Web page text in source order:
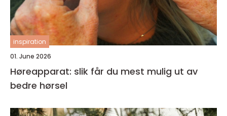
inspiration
01. June 2026
Høreapparat: slik får du mest mulig ut av
bedre hørsel